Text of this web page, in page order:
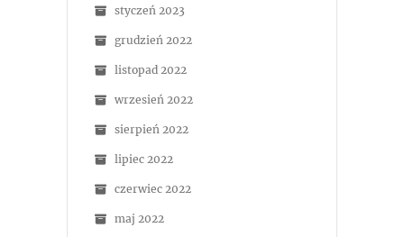
styczeń 2023
grudzień 2022
listopad 2022
wrzesień 2022
sierpień 2022
lipiec 2022
czerwiec 2022
maj 2022